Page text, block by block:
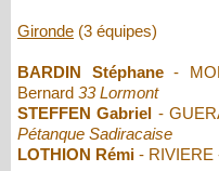
Gironde (3 équipes)
BARDIN Stéphane-
Bernard 33 Lormont
STEFFEN Gabriel -
Pétanque Sadiracaise
LOTHION Rémi - RIVIERE